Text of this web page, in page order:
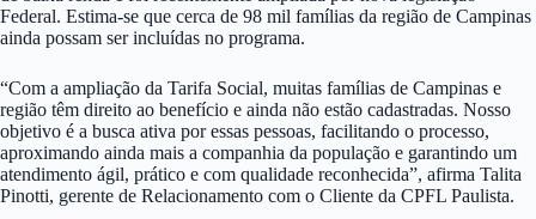
Federal. Estima-se que cerca de 98 mil famílias da região de Campinas
ainda possam ser incluídas no programa.
“Com a ampliação da Tarifa Social, muitas famílias de Campinas e
região têm direito ao benefício e ainda não estão cadastradas. Nosso
objetivo é a busca ativa por essas pessoas, facilitando o processo,
aproximando ainda mais a companhia da população e garantindo um
atendimento ágil, prático e com qualidade reconhecida”, afirma Talita
Pinotti, gerente de Relacionamento com o Cliente da CPFL Paulista.